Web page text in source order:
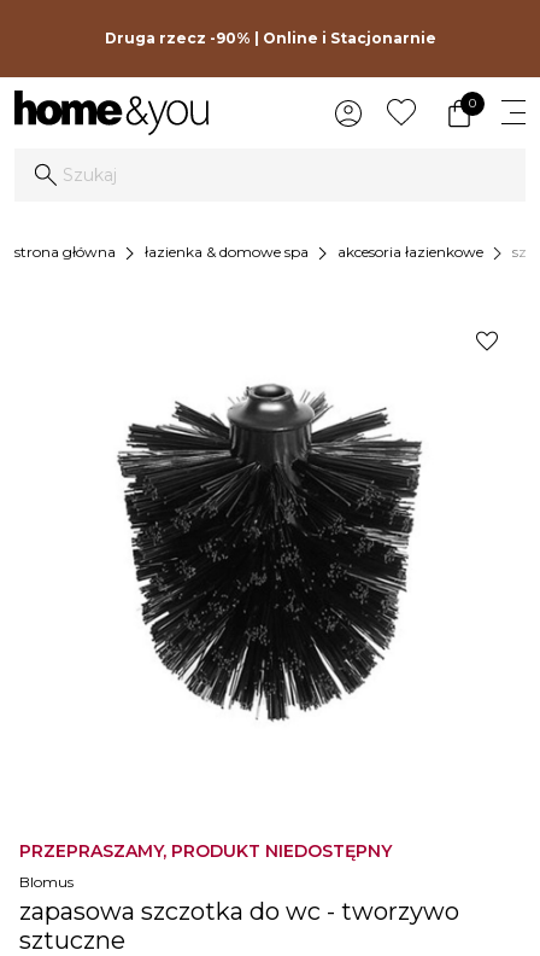
Druga rzecz -90% | Online i Stacjonarnie
0
strona główna chevron_right łazienka & domowe spa chevron_right akcesoria łazienkowe chevron_right
PRZEPRASZAMY, PRODUKT NIEDOSTĘPNY
Blomus
zapasowa szczotka do wc - tworzywo
sztuczne
favorite